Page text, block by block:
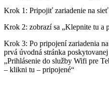
Krok 1: Pripojiť zariadenie na
Krok 2: zobrazí sa „Klepnite tu a
Krok 3: Po pripojení zariadenia
prvá úvodná stránka
„Prihlásenie do služby Wifi pre
– klikni tu – pripojené“